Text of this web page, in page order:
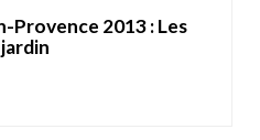
Provence 2013 : Les